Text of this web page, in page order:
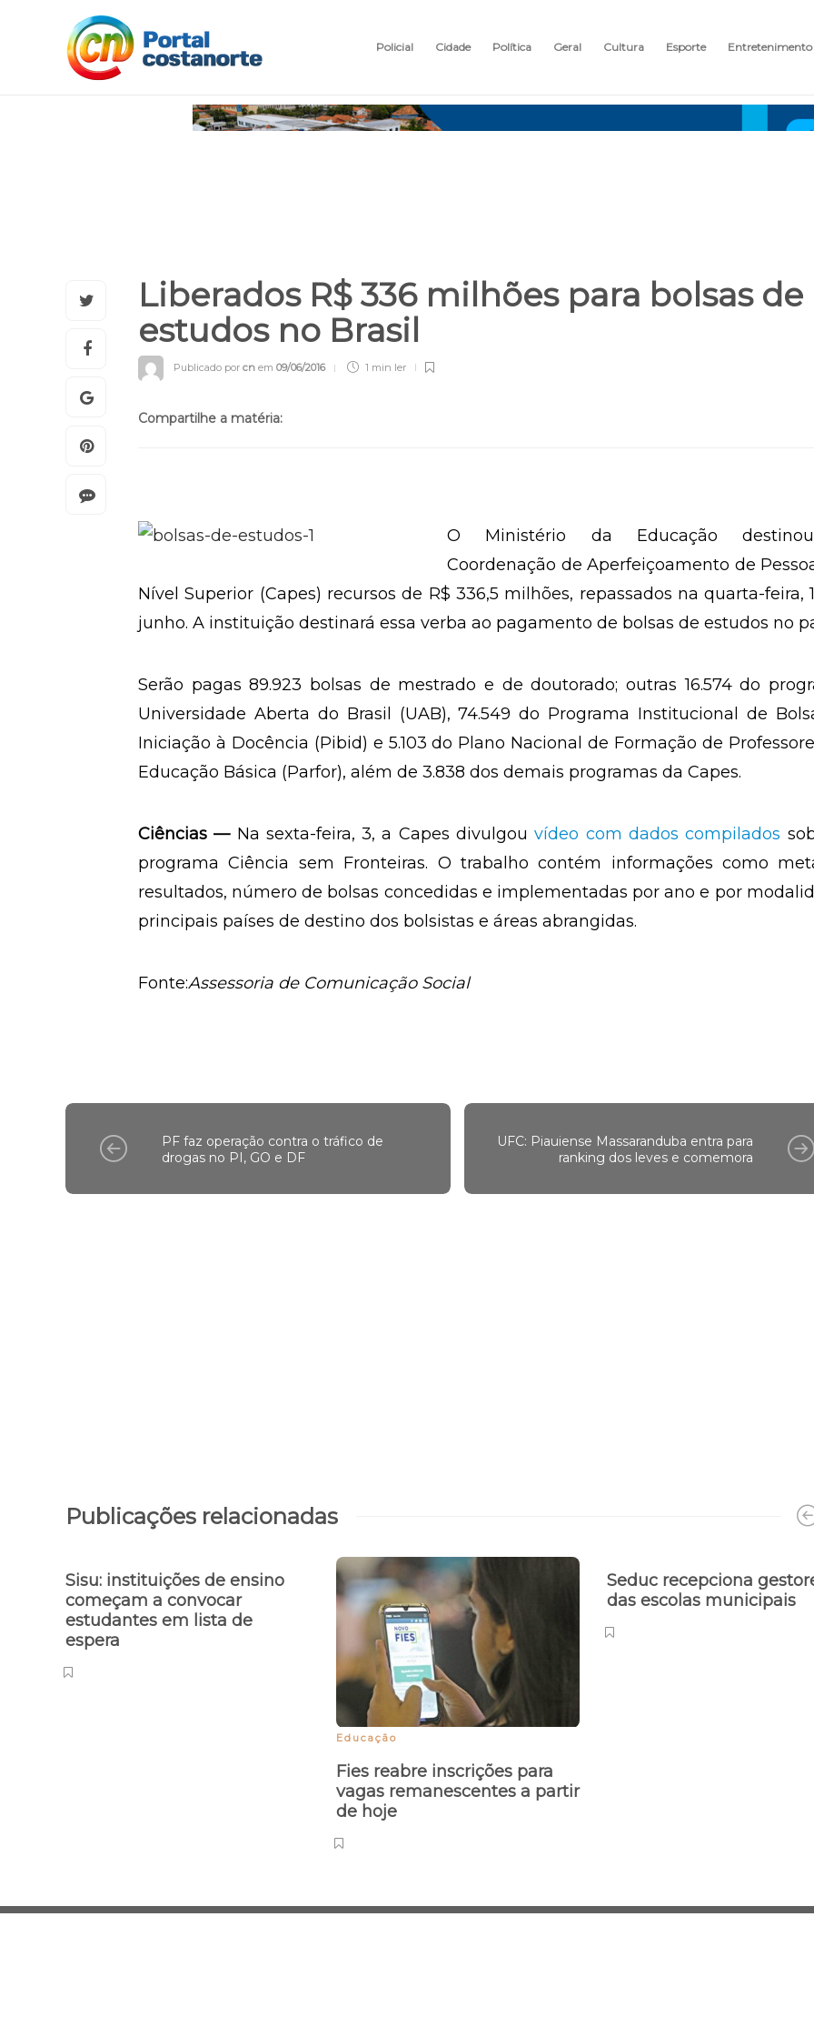
Policial Cidade Política Geral Cultura Esporte Entretenimento
Liberados R$ 336 milhões para bolsas de
estudos no Brasil
Publicado por cn em 09/06/2016 1 min ler
Compartilhe a matéria:
O Ministério da Educação
Coordenação de Aperfeiçoamento de
Nível Superior (Capes) recursos de R$ 336,5 milhões, repassados na quarta-feira,
junho. A instituição destinará essa verba ao pagamento de bolsas de estudos no
Serão pagas 89.923 bolsas de mestrado e de doutorado; outras 16.574 do
Universidade Aberta do Brasil (UAB), 74.549 do Programa Institucional de
Iniciação à Docência (Pibid) e 5.103 do Plano Nacional de Formação de
Educação Básica (Parfor), além de 3.838 dos demais programas da Capes.
Ciências —Na sexta-feira, 3, a Capes divulgouvídeo com dados compilados
programa Ciência sem Fronteiras. O trabalho contém informações como
resultados, número de bolsas concedidas e implementadas por ano e por
principais países de destino dos bolsistas e áreas abrangidas.
Fonte:Assessoria de Comunicação Social
PF faz operação contra o tráfico de
drogas no PI, GO e DF
UFC: Piauiense Massaranduba entra para
ranking dos leves e comemora
Publicações relacionadas
Sisu: instituições de ensino
começam a convocar
estudantes em lista de
espera
Educação
Fies reabre inscrições para
vagas remanescentes a partir
de hoje
Seduc recepciona
das escolas municipais